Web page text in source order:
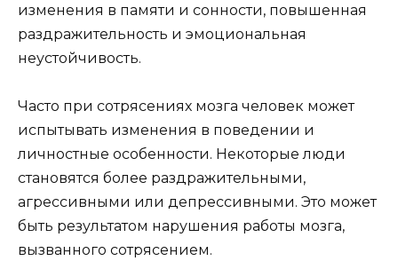
изменения в памяти и сонности, повышенная
раздражительность и эмоциональная
неустойчивость.
Часто при сотрясениях мозга человек может
испытывать изменения в поведении и
личностные особенности. Некоторые люди
становятся более раздражительными,
агрессивными или депрессивными. Это может
быть результатом нарушения работы мозга,
вызванного сотрясением.